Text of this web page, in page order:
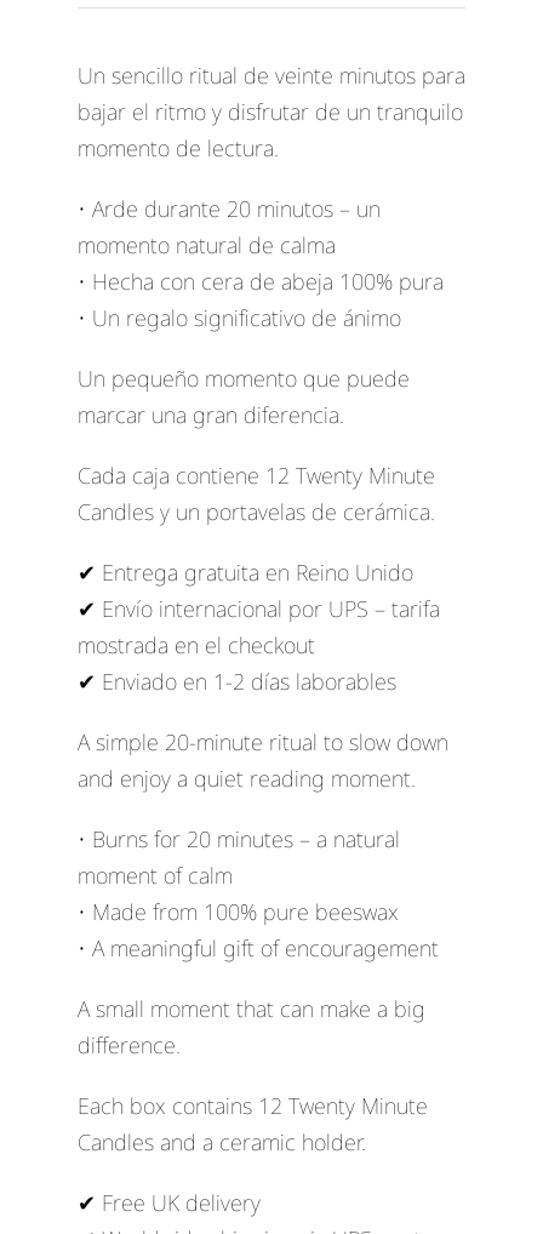
Un sencillo ritual de veinte minutos para
bajar el ritmo y disfrutar de un tranquilo
momento de lectura.
• Arde durante 20 minutos – un
momento natural de calma
• Hecha con cera de abeja 100% pura
• Un regalo significativo de ánimo
Un pequeño momento que puede
marcar una gran diferencia.
Cada caja contiene 12 Twenty Minute
Candles y un portavelas de cerámica.
✔ Entrega gratuita en Reino Unido
✔ Envío internacional por UPS – tarifa
mostrada en el checkout
✔ Enviado en 1-2 días laborables
A simple 20-minute ritual to slow down
and enjoy a quiet reading moment.
• Burns for 20 minutes – a natural
moment of calm
• Made from 100% pure beeswax
• A meaningful gift of encouragement
A small moment that can make a big
difference.
Each box contains 12 Twenty Minute
Candles and a ceramic holder.
✔ Free UK delivery